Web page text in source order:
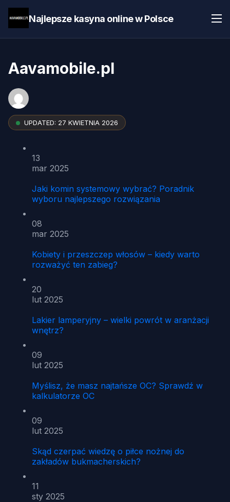
Najlepsze kasyna online w Polsce
Aavamobile.pl
UPDATED: 27 KWIETNIA 2026
13
mar 2025
Jaki komin systemowy wybrać? Poradnik
wyboru najlepszego rozwiązania
08
mar 2025
Kobiety i przeszczep włosów – kiedy warto
rozważyć ten zabieg?
20
lut 2025
Lakier lamperyjny – wielki powrót w aranżacji
wnętrz?
09
lut 2025
Myślisz, że masz najtańsze OC? Sprawdź w
kalkulatorze OC
09
lut 2025
Skąd czerpać wiedzę o piłce nożnej do
zakładów bukmacherskich?
11
sty 2025